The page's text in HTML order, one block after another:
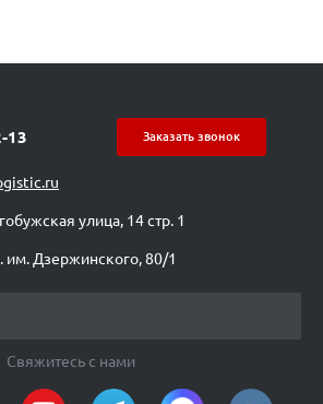
13 Заказать звонок
улица, 14 стр. 1
им. Дзержинского, 80/1
Свяжитесь с нами